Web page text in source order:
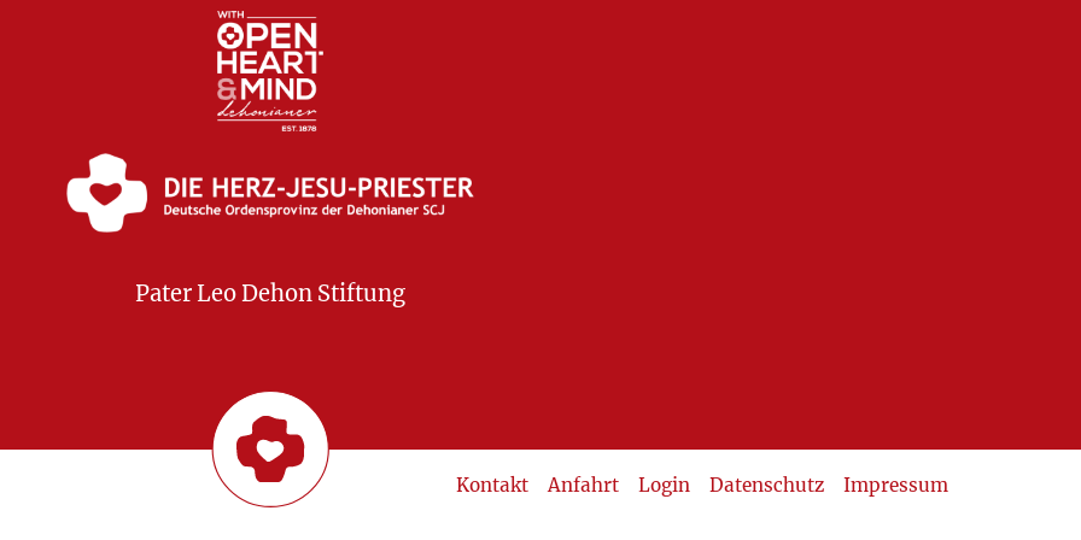
Pater Leo Dehon Stiftung
Kontakt Anfahrt Login Datenschutz Impressum